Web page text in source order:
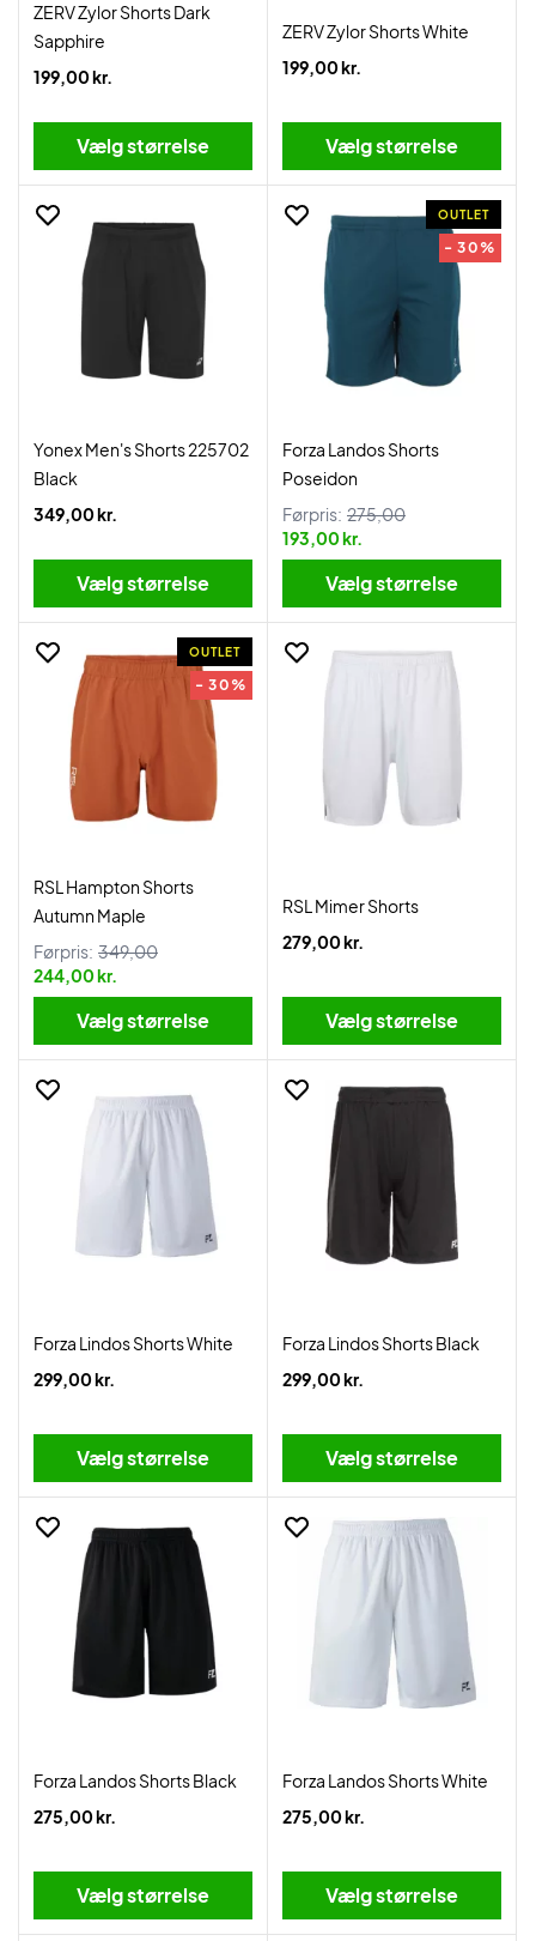
ZERV Zylor Shorts Dark
Sapphire
199,00 kr.
Vælg størrelse
ZERV Zylor Shorts White
199,00 kr.
Vælg størrelse
Yonex Men's Shorts 225702
Black
349,00 kr.
Vælg størrelse
OUTLET
- 30%
Forza Landos Shorts
Poseidon
Førpris: 275,00
193,00 kr.
Vælg størrelse
OUTLET
- 30%
RSL Hampton Shorts
Autumn Maple
Førpris: 349,00
244,00 kr.
Vælg størrelse
RSL Mimer Shorts
279,00 kr.
Vælg størrelse
Forza Lindos Shorts White
299,00 kr.
Vælg størrelse
Forza Lindos Shorts Black
299,00 kr.
Vælg størrelse
Forza Landos Shorts Black
275,00 kr.
Vælg størrelse
Forza Landos Shorts White
275,00 kr.
Vælg størrelse